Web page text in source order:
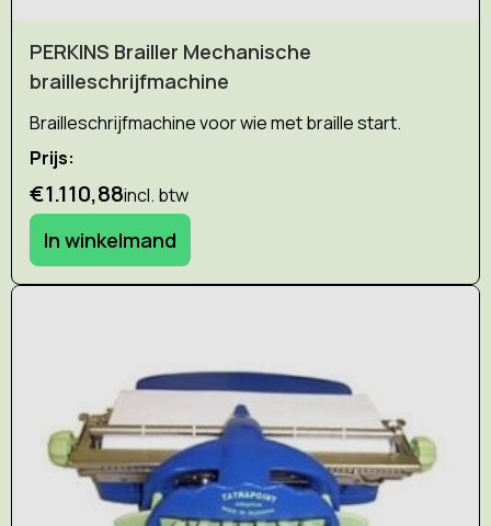
PERKINS Brailler Mechanische
brailleschrijfmachine
Brailleschrijfmachine voor wie met braille start.
Prijs:
€1.110,88incl. btw
In winkelmand